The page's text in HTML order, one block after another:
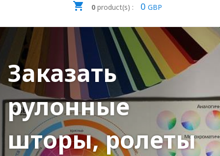
0 product(s) : 0 GBP
Заказать
рулонные
шторы, ролеты